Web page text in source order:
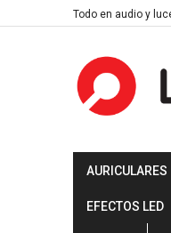
to
Todo en audio y
AURICULARES
EFECTOS LED